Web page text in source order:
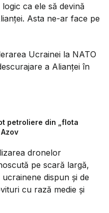
ca ele să devină
Asta ne-ar face pe
Ucrainei la NATO
a Alianței în
petroliere din „flota
dronelor
pe scară largă,
dispun și de
cu rază medie și